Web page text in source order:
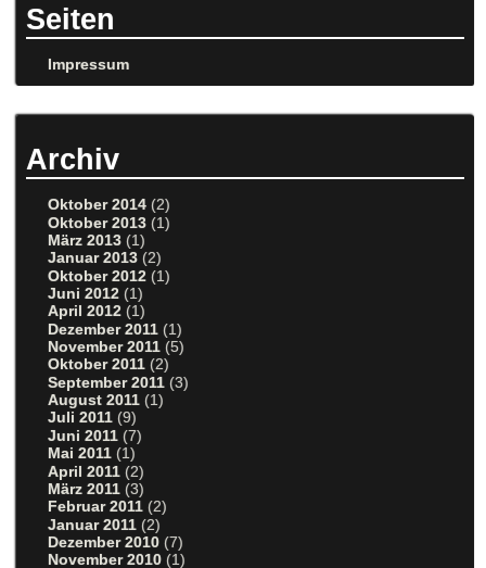
Seiten
Impressum
Archiv
Oktober 2014 (2)
Oktober 2013 (1)
März 2013 (1)
Januar 2013 (2)
Oktober 2012 (1)
Juni 2012 (1)
April 2012 (1)
Dezember 2011 (1)
November 2011 (5)
Oktober 2011 (2)
September 2011 (3)
August 2011 (1)
Juli 2011 (9)
Juni 2011 (7)
Mai 2011 (1)
April 2011 (2)
März 2011 (3)
Februar 2011 (2)
Januar 2011 (2)
Dezember 2010 (7)
November 2010 (1)